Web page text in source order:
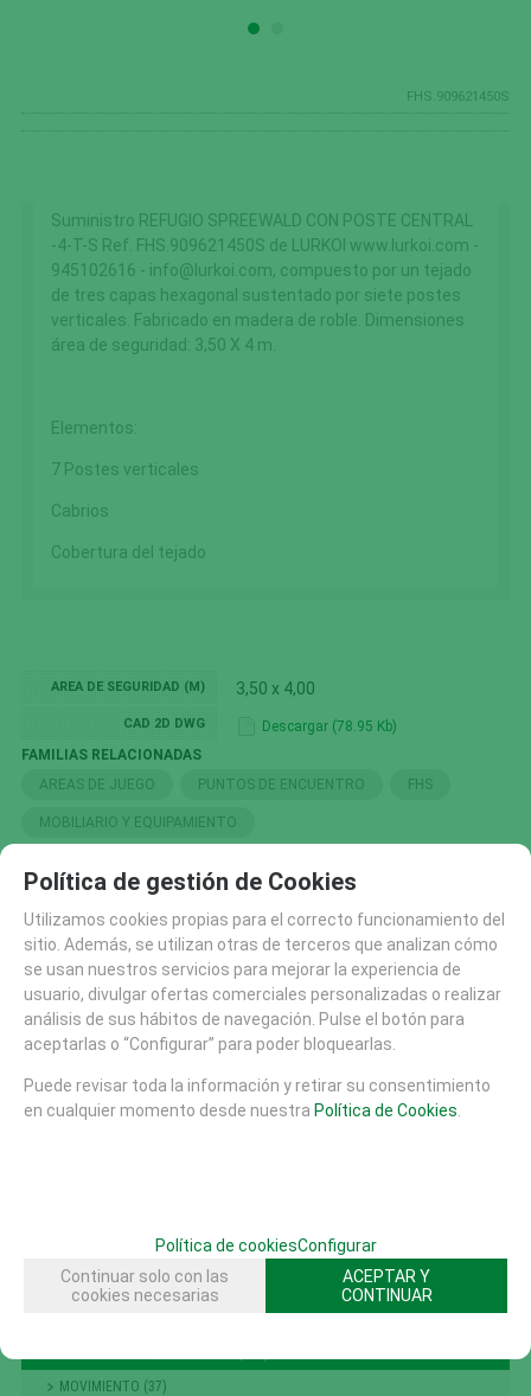
FHS.909621450S
Suministro REFUGIO SPREEWALD CON POSTE CENTRAL
-4-T-S Ref. FHS.909621450S de LURKOI www.lurkoi.com -
945102616 - info@lurkoi.com, compuesto por un tejado
de tres capas hexagonal sustentado por siete postes
verticales. Fabricado en madera de roble. Dimensiones
área de seguridad: 3,50 X 4 m.
Elementos:
7 Postes verticales
Cabrios
Cobertura del tejado
AREA DE SEGURIDAD (M) 3,50 x 4,00
CAD 2D DWG
Descargar (78.95 Kb)
FAMILIAS RELACIONADAS
AREAS DE JUEGO
PUNTOS DE ENCUENTRO FHS
MOBILIARIO Y EQUIPAMIENTO
BÚSQUEDA POR ETIQUETAS
FHS DESCATALOGADOS 2026
SOLICITAR MÁS INFO RECOMENDAR
CATÁLOGO
AREAS DE JUEGO
MATERIALES
ARENA Y AGUA (141)
MOVIMIENTO (37)
Política de gestión de Cookies
Utilizamos cookies propias para el correcto funcionamiento del
sitio. Además, se utilizan otras de terceros que analizan cómo
se usan nuestros servicios para mejorar la experiencia de
usuario, divulgar ofertas comerciales personalizadas o realizar
análisis de sus hábitos de navegación. Pulse el botón para
aceptarlas o “Configurar” para poder bloquearlas.
Puede revisar toda la información y retirar su consentimiento
en cualquier momento desde nuestra Política de Cookies
Política de cookiesConfigurar
Continuar solo con las
cookies necesarias
ACEPTAR Y
CONTINUAR